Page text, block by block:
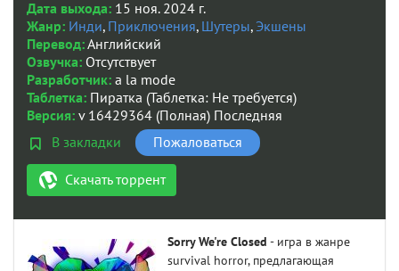
Дата выхода: 15 ноя. 2024 г.
Жанр: Инди, Приключения, Шутеры, Экшены
Перевод:Английский
Озвучка: Отсутствует
Разработчик: a la mode
Таблетка: Пиратка (Таблетка: Не требуется)
Версия: v 16429364 (Полная) Последняя
В закладки
Пожаловаться
Скачать торрент
Sorry We're Closed - игра в жанре
survival horror, предлагающая